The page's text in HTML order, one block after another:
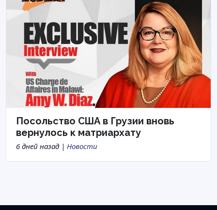
Посольство США в Грузии вновь
вернулось к матриархату
6 дней назад | Новости